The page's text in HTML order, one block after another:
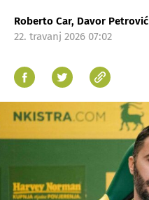
Roberto Car, Davor Petrović
22. travanj 2026 07:02